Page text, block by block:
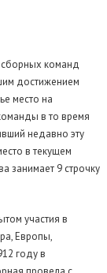
сборных команд
достижением
место на
в то время
недавно эту
в текущем
занимает 9 строчку
участия в
Европы,
году в